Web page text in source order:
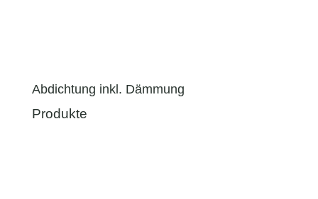
Abdichtung inkl. Dämmung
Produkte